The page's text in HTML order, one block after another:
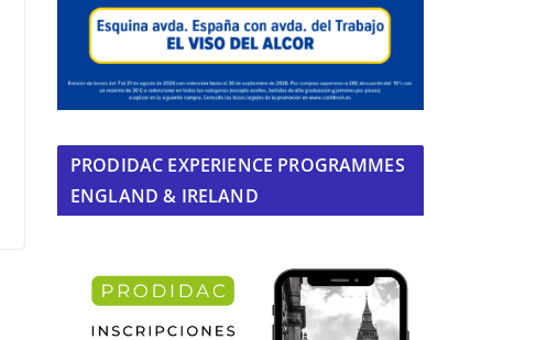
PRODIDAC EXPERIENCE PROGRAMMES
ENGLAND & IRELAND